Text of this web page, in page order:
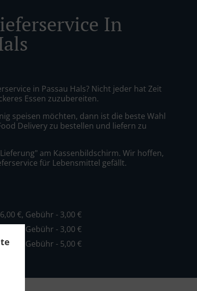
In
in Passau Hals? Nicht jeder hat Zeit
Essen zuzubereiten.
speisen möchten, dann ist die beste Wahl
Delivery zu bestellen und liefern zu
am Kassenbildschirm. Wir hoffen,
für Lebensmittel gefällt.
€, Gebühr - 3,00 €
€, Gebühr - 3,00 €
€, Gebühr - 5,00 €